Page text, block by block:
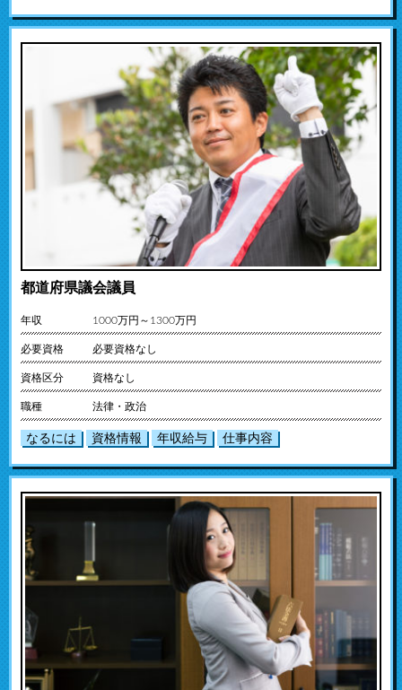
都道府県議会議員
年収 1000万円～1300万円
必要資格 必要資格なし
資格区分 資格なし
職種 法律・政治
なるには 資格情報 年収給与 仕事内容